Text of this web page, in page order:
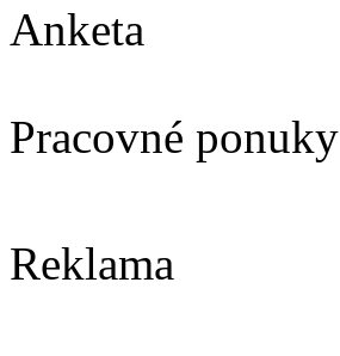
Anketa
Pracovné ponuky
Reklama